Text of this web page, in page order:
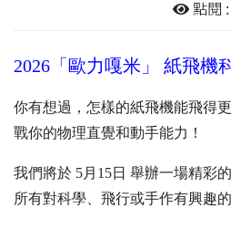
點閱 :
2026「歐力嘎米」 紙飛機
你有想過，怎樣的紙飛機能飛得
戰你的物理直覺和動手能力！
我們將於 5月15日 舉辦一場精彩
所有對科學、飛行或手作有興趣